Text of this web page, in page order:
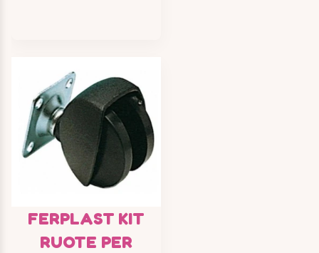
FERPLAST KIT
RUOTE PER